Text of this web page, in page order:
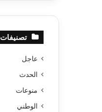
تصنيفات
عاجل
الحدث
منوعات
الوطني